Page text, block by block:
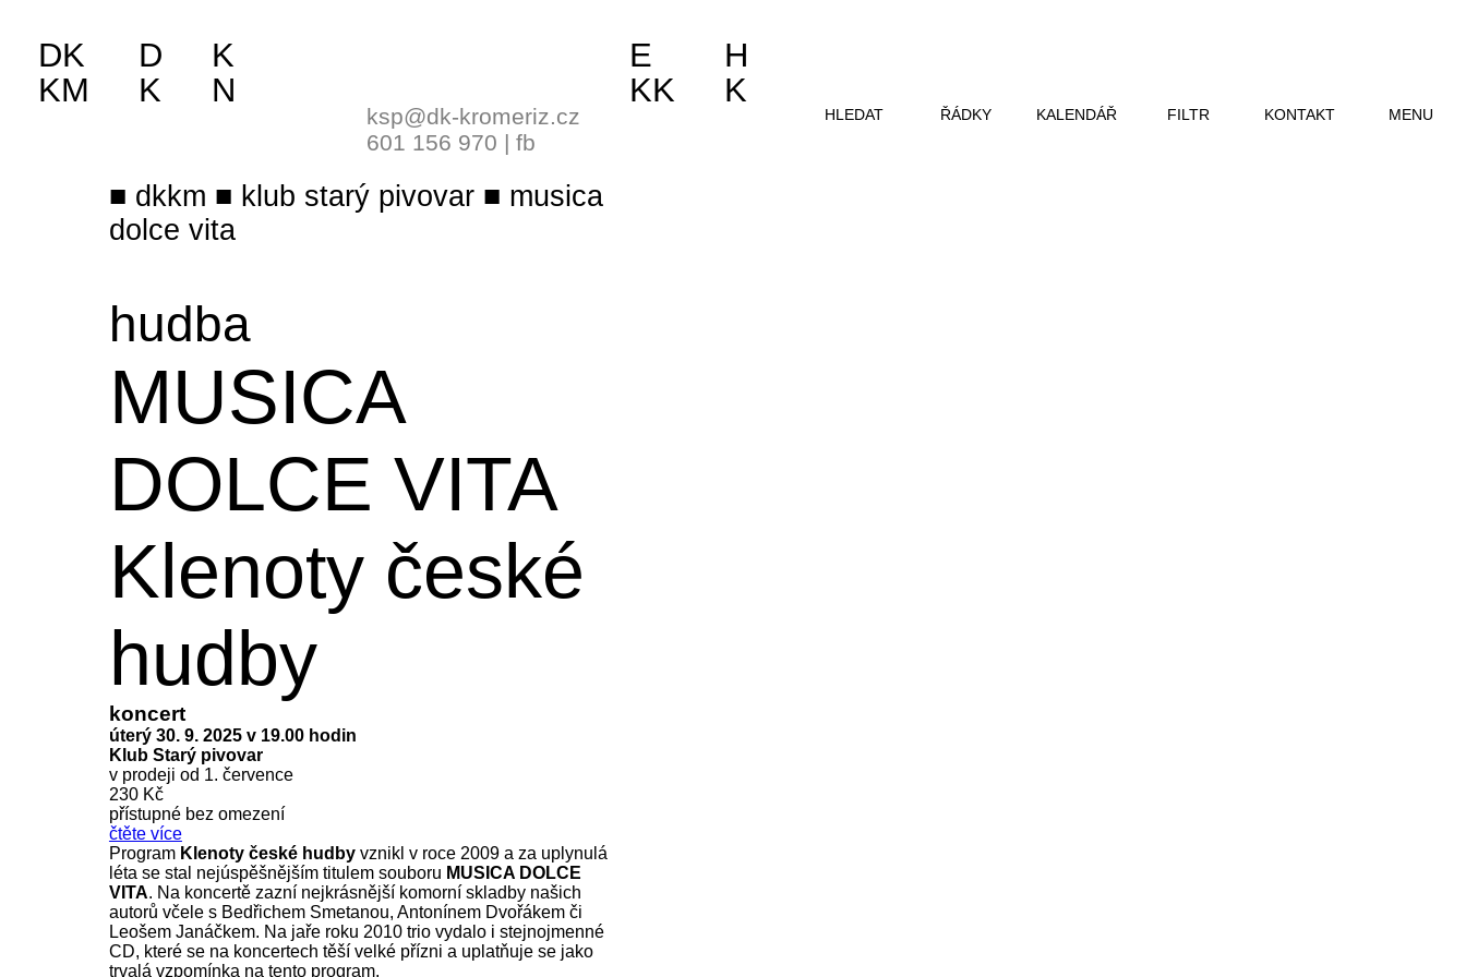
dkkm klub starý pivovar
musica
dolce vita
hudba
MUSICA
DOLCE VITA
Klenoty české
hudby
koncert
úterý 30. 9. 2025 v 19.00 hodin
Klub Starý pivovar
v prodeji od 1. července
230 Kč
přístupné bez omezení
čtěte více
ProgramKlenoty české hudbyvznikl v roce 2009 a za uplynulá
léta se stal nejúspěšnějším titulem souboru MUSICA DOLCE
VITA. Na koncertě zazní nejkrásnější komorní skladby našich
autorů včele s Bedřichem Smetanou, Antonínem Dvořákem či
Leošem Janáčkem. Na jaře roku 2010 trio vydalo i stejnojmenné
CD, které se na koncertech těší velké přízni a uplatňuje se jako
trvalá vzpomínka na tento program.
DK
KM
D
K
K
N
ksp@dk-kromeriz.cz
601 156 970 | fb
E
KK
H
K
HLEDAT ŘÁDKY KALENDÁŘ FILTR KONTAKT MENU